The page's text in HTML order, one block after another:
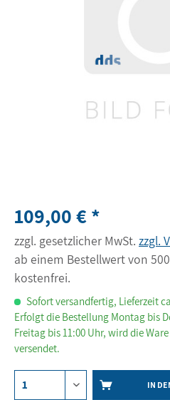
109,00 € *
zzgl. gesetzlicher MwSt. zzgl.
ab einem Bestellwert von
kostenfrei.
Sofort versandfertig, Lieferzeit
Erfolgt die Bestellung Montag bis
Freitag bis 11:00 Uhr, wird die
versendet.
IN